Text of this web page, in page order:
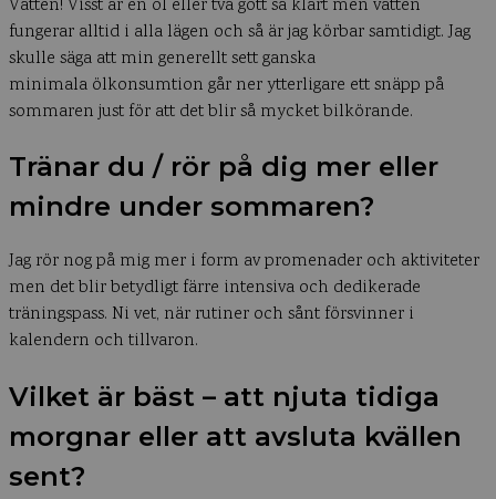
Vatten! Visst är en öl eller två gott så klart men vatten
fungerar alltid i alla lägen och så är jag körbar samtidigt. Jag
skulle säga att min generellt sett ganska
minimala ölkonsumtion går ner ytterligare ett snäpp på
sommaren just för att det blir så mycket bilkörande.
Tränar du / rör på dig mer eller
mindre under sommaren?
Jag rör nog på mig mer i form av promenader och aktiviteter
men det blir betydligt färre intensiva och dedikerade
träningspass. Ni vet, när rutiner och sånt försvinner i
kalendern och tillvaron.
Vilket är bäst – att njuta tidiga
morgnar eller att avsluta kvällen
sent?